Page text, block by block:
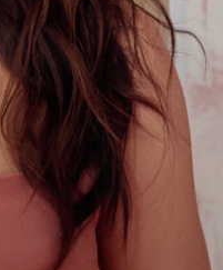
畅销产品
预计送达日期8/10/26
预计送达日期8/10/26
预计送达日期 8/13/26
预计送达日期
预计送达日期